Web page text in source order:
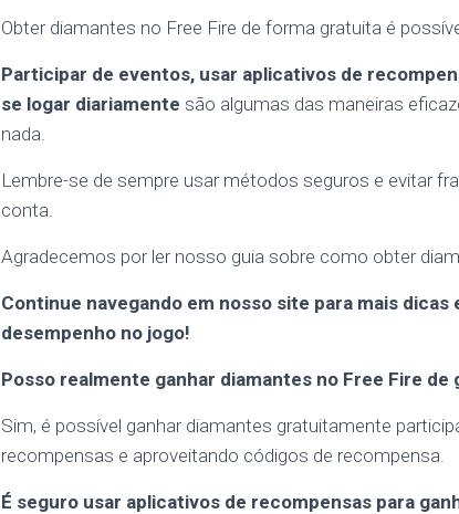
Obter diamantes no Free Fire de forma gratuita é
Participar de eventos, usar aplicativos de
se logar diariamente são algumas das maneiras
nada.
Lembre-se de sempre usar métodos seguros e evitar
conta.
Agradecemos por ler nosso guia sobre como obter
Continue navegando em nosso site para mais
desempenho no jogo!
Posso realmente ganhar diamantes no Free Fire de
Sim, é possível ganhar diamantes gratuitamente
recompensas e aproveitando códigos de recompensa.
É seguro usar aplicativos de recompensas para